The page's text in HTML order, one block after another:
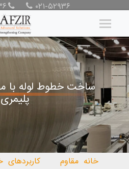
۰۲۱-۵۲۹۳۶
ساخت خطوط لوله با
پلیمری
خانه مقاوم
کاربردهای